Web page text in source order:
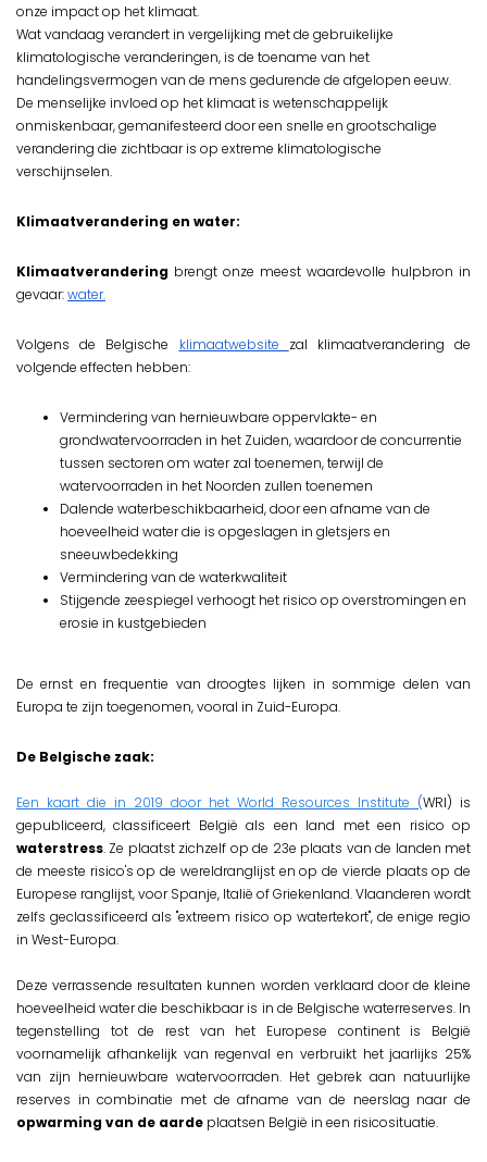
onze impact op het klimaat.
Wat vandaag verandert in vergelijking met de gebruikelijke
klimatologische veranderingen, is de toename van het
handelingsvermogen van de mens gedurende de afgelopen eeuw.
De menselijke invloed op het klimaat is wetenschappelijk
onmiskenbaar, gemanifesteerd door een snelle en grootschalige
verandering die zichtbaar is op extreme klimatologische
verschijnselen.
Klimaatverandering en water:
Klimaatverandering brengt onze meest waardevolle hulpbron in
gevaar:water.
Volgens de Belgische klimaatwebsite zal klimaatverandering de
volgende effecten hebben:
Vermindering van hernieuwbare oppervlakte- en
grondwatervoorraden in het Zuiden, waardoor de concurrentie
tussen sectoren om water zal toenemen, terwijl de
watervoorraden in het Noorden zullen toenemen
Dalende waterbeschikbaarheid, door een afname van de
hoeveelheid water die is opgeslagen in gletsjers en
sneeuwbedekking
Vermindering van de waterkwaliteit
Stijgende zeespiegel verhoogt het risico op overstromingen en
erosie in kustgebieden
De ernst en frequentie van droogtes lijken in sommige delen van
Europa te zijn toegenomen, vooral in Zuid-Europa.
De Belgische zaak:
Een kaart die in 2019 door het World Resources Institute (WRI) is
gepubliceerd, classificeert België als een land met een risico op
waterstress. Ze plaatst zichzelf op de 23e plaats van de landen met
de meeste risico's op de wereldranglijst en op de vierde plaats op de
Europese ranglijst, voor Spanje, Italië of Griekenland. Vlaanderen wordt
zelfs geclassificeerd als "extreem risico op watertekort", de enige regio
in West-Europa.
Deze verrassende resultaten kunnen worden verklaard door de kleine
hoeveelheid water die beschikbaar is in de Belgische waterreserves. In
tegenstelling tot de rest van het Europese continent is België
voornamelijk afhankelijk van regenval en verbruikt het jaarlijks 25%
van zijn hernieuwbare watervoorraden. Het gebrek aan natuurlijke
reserves in combinatie met de afname van de neerslag naar de
opwarming van de aarde plaatsen België in een risicosituatie.